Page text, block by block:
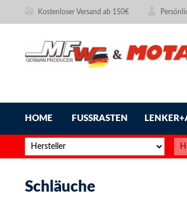
Kostenloser Versand ab 150€
HOME FUSSRASTEN
Schläuche